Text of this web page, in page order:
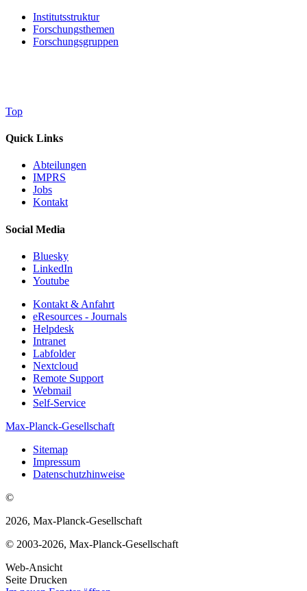
Institutsstruktur
Forschungsthemen
Forschungsgruppen
Top
Quick Links
Abteilungen
IMPRS
Jobs
Kontakt
Social Media
Bluesky
LinkedIn
Youtube
Kontakt & Anfahrt
eResources - Journals
Helpdesk
Intranet
Labfolder
Nextcloud
Remote Support
Webmail
Self-Service
Max-Planck-Gesellschaft
Sitemap
Impressum
Datenschutzhinweise
©
2026, Max-Planck-Gesellschaft
© 2003-2026, Max-Planck-Gesellschaft
Web-Ansicht
Seite Drucken